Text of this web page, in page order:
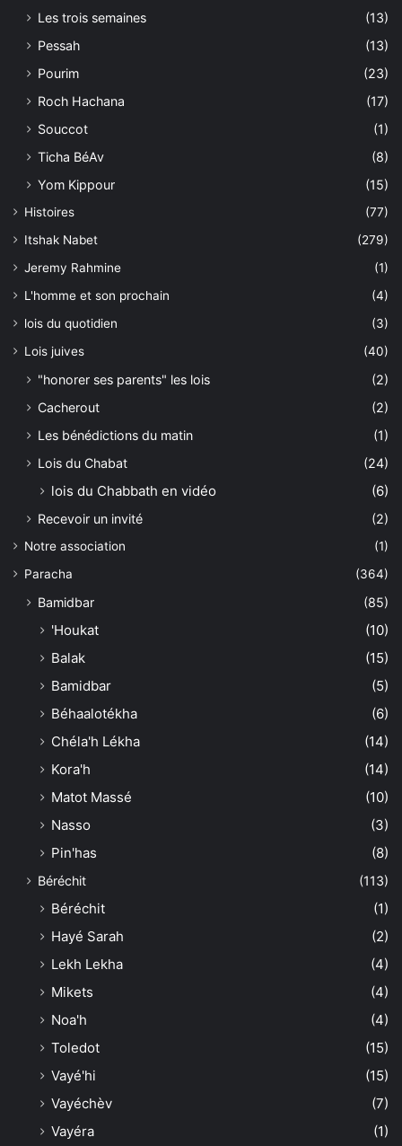
Les trois semaines
(13)
Pessah
(13)
Pourim
(23)
Roch Hachana
(17)
Souccot
(1)
Ticha BéAv
(8)
Yom Kippour
(15)
Histoires
(77)
Itshak Nabet
(279)
Jeremy Rahmine
(1)
L'homme et son prochain
(4)
lois du quotidien
(3)
Lois juives
(40)
"honorer ses parents" les lois
(2)
Cacherout
(2)
Les bénédictions du matin
(1)
Lois du Chabat
(24)
lois du Chabbath en vidéo (6)
Recevoir un invité (2)
Notre association
(1)
Paracha
(364)
Bamidbar (85)
'Houkat
(10)
Balak
(15)
Bamidbar
(5)
Béhaalotékha
(6)
Chéla'h Lékha
(14)
Kora'h
(14)
Matot Massé
(10)
Nasso
(3)
Pin'has
(8)
Béréchit (113)
Béréchit
(1)
Hayé Sarah
(2)
Lekh Lekha
(4)
Mikets
(4)
Noa'h
(4)
Toledot
(15)
Vayé'hi
(15)
Vayéchèv
(7)
Vayéra
(1)